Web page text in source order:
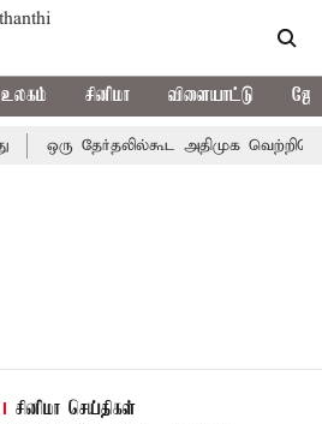
உலகம் சினிமா விளையாட்டு
ஒரு தேர்தலில்கூட அதிமுக
சினிமா செய்திகள்